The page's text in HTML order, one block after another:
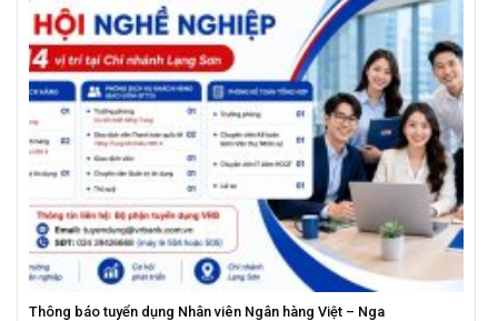
Thông báo tuyển dụng Nhân viên Ngân hàng Việt – Nga